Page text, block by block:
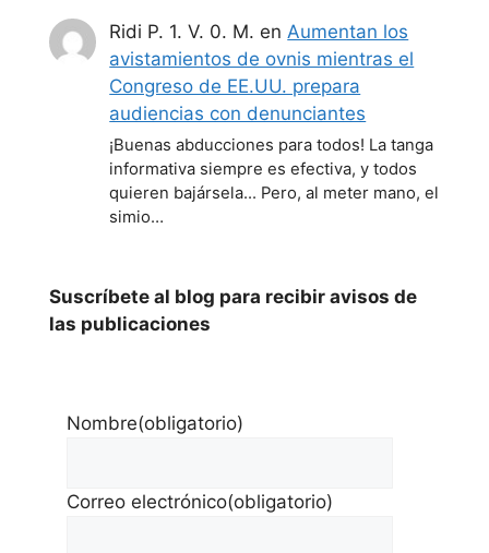
Ridi P. 1. V. 0. M. enAumentan los
avistamientos de ovnis mientras el
Congreso de EE.UU. prepara
audiencias con denunciantes
¡Buenas abducciones para todos! La tanga
informativa siempre es efectiva, y todos
quieren bajársela... Pero, al meter mano, el
simio…
Suscríbete al blog para recibir avisos de
las publicaciones
Nombre(obligatorio)
Correo electrónico(obligatorio)